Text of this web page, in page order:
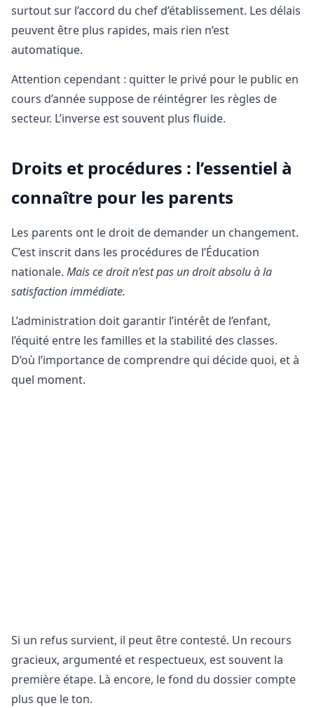
surtout sur l’accord du chef d’établissement. Les délais
peuvent être plus rapides, mais rien n’est
automatique.
Attention cependant : quitter le privé pour le public en
cours d’année suppose de réintégrer les règles de
secteur. L’inverse est souvent plus fluide.
Droits et procédures : l’essentiel à
connaître pour les parents
Les parents ont le droit de demander un changement.
C’est inscrit dans les procédures de l’Éducation
nationale. Mais ce droit n’est pas un droit absolu à la
satisfaction immédiate.
L’administration doit garantir l’intérêt de l’enfant,
l’équité entre les familles et la stabilité des classes.
D’où l’importance de comprendre qui décide quoi, et à
quel moment.
Si un refus survient, il peut être contesté. Un recours
gracieux, argumenté et respectueux, est souvent la
première étape. Là encore, le fond du dossier compte
plus que le ton.